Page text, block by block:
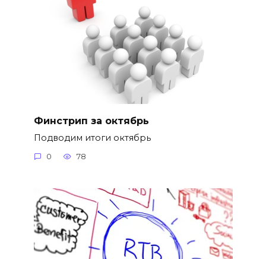
Финстрип за октябрь
Подводим итоги октябрь
0 78